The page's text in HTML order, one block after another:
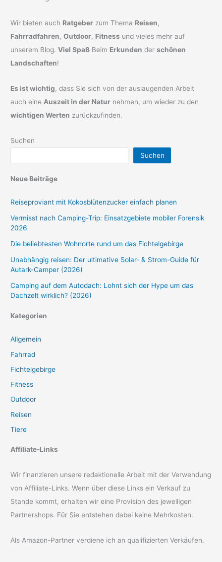
Wir bieten auch Ratgeber zum Thema Reisen,
Fahrradfahren,Outdoor, Fitness und vieles mehr auf
unserem Blog.Viel Spaß Beim Erkunden derschönen
Landschaften!
Es ist wichtig, dass Sie sich von der auslaugenden Arbeit
auch eineAuszeit in der Natur nehmen, um wieder zu den
wichtigen Werten zurückzufinden.
Suchen
Suchen
Neue Beiträge
Reiseproviant mit Kokosblütenzucker einfach planen
Vermisst nach Camping-Trip: Einsatzgebiete mobiler Forensik
2026
Die beliebtesten Wohnorte rund um das Fichtelgebirge
Unabhängig reisen: Der ultimative Solar- & Strom-Guide für
Autark-Camper (2026)
Camping auf dem Autodach: Lohnt sich der Hype um das
Dachzelt wirklich? (2026)
Kategorien
Allgemein
Fahrrad
Fichtelgebirge
Fitness
Outdoor
Reisen
Tiere
Affiliate-Links
Wir finanzieren unsere redaktionelle Arbeit mit der Verwendung
von Affiliate-Links. Wenn über diese Links ein Verkauf zu
Stande kommt, erhalten wir eine Provision des jeweiligen
Partnershops. Für Sie entstehen dabei keine Mehrkosten.
Als Amazon-Partner verdiene ich an qualifizierten Verkäufen.